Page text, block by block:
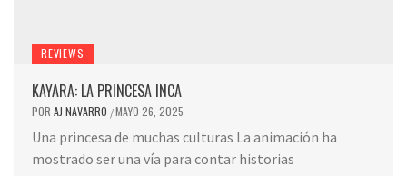
REVIEWS
KAYARA: LA PRINCESA INCA
POR AJ NAVARRO /MAYO 26, 2025
Una princesa de muchas culturas La animación ha
mostrado ser una vía para contar historias